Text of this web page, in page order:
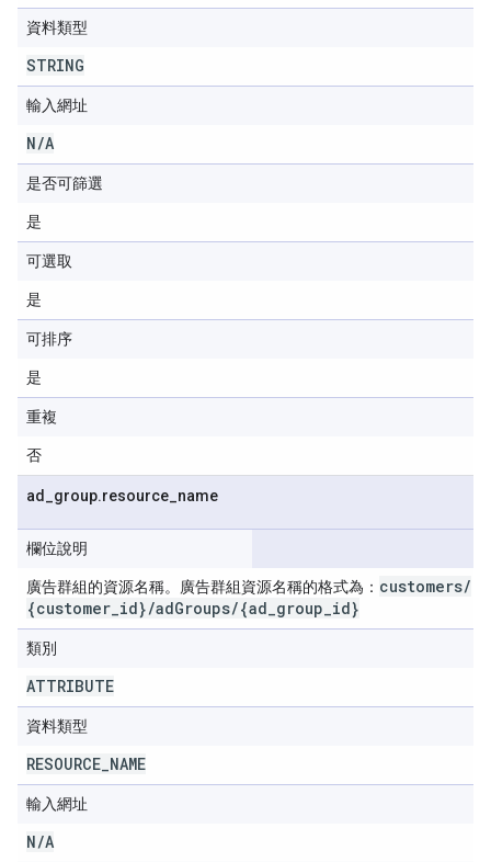
資料類型
STRING
輸入網址
N/A
是否可篩選
是
可選取
是
可排序
是
重複
否
ad group.resource name
欄位說明
廣告群組的資源名稱。廣告群組資源名稱的格式為： customers/
{customer id}/adGroups/{ad group id}
類別
ATTRIBUTE
資料類型
RESOURCE NAME
輸入網址
N/A